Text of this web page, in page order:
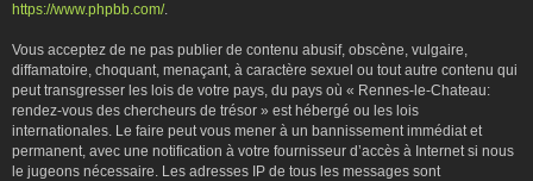
https://www.phpbb.com/.
Vous acceptez de ne pas publier de contenu abusif, obscène, vulgaire,
diffamatoire, choquant, menaçant, à caractère sexuel ou tout autre contenu qui
peut transgresser les lois de votre pays, du pays où « Rennes-le-Chateau:
rendez-vous des chercheurs de trésor » est hébergé ou les lois
internationales. Le faire peut vous mener à un bannissement immédiat et
permanent, avec une notification à votre fournisseur d’accès à Internet si nous
le jugeons nécessaire. Les adresses IP de tous les messages sont